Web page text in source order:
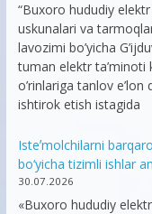
“Buxoro hududiy
uskunalari va
lavozimi bo’yicha
tuman elektr ta’minoti
o’rinlariga tanlov e’lon
ishtirok etish istagida
Isteʼmolchilarni
bo‘yicha tizimli ishlar
30.07.2026
«Buxoro hududiy